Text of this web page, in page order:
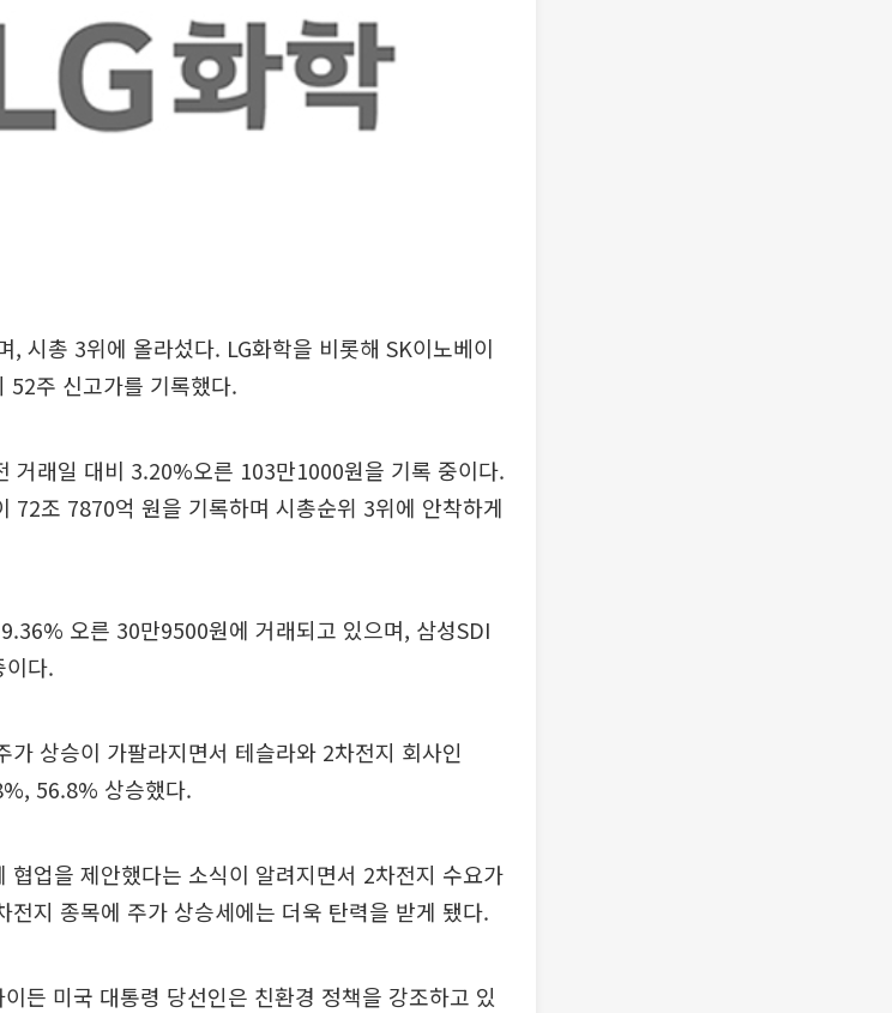
, 시총 3위에 올라섰다. LG화학을 비롯해 SK이노베이
52주 신고가를 기록했다.
거래일 대비 3.20%오른 103만1000원을 기록 중이다.
72조 7870억 원을 기록하며 시총순위 3위에 안착하게
오른 30만9500원에 거래되고 있으며, 삼성SDI
다.
상승이 가팔라지면서 테슬라와 2차전지 회사인
56.8% 상승했다.
협업을 제안했다는 소식이 알려지면서 2차전지 수요가
지 종목에 주가 상승세에는 더욱 탄력을 받게 됐다.
든 미국 대통령 당선인은 친환경 정책을 강조하고 있